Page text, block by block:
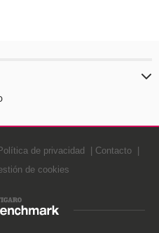
de privacidad
Contacto
de cookies